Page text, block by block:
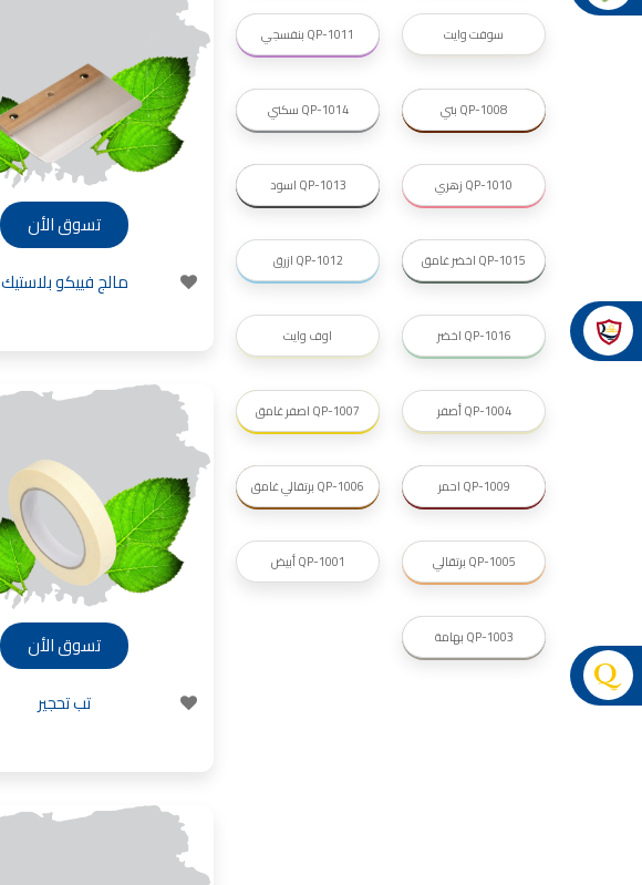
شقق للايجار في عمان طبربور, شقق للايجار الاشرفية
فلل للبيع في عمان - طريق المطار
فيلا مع مسبح للبيع في الاردن
فيلا مع مسبح للبيع
فلل للبيع في الاردن
فلل للبيع في عبدون
فلل للبيع في الظهير
فلل للبيع في خلدا
فلل للبيع في السلط
مفروشات فاخرة
صالونات تجميل,
اسماء صالونات تجميل,
أسماء صالونات تجميل في أمريكا,
صالونات في الصويفية,
دهان بيوت ,
بيت يدهن,
دهان ضد العن,
عروض دهان بيوت ,
عروض دهان
دهان
شركات دهانات في الاردن
سوفت وايت QP-1011 بنفسجي
QP-1008 بني QP-1014 سكني
QP-1010 زهري QP-1013 اسود
QP-1015 اخضر غامق QP-1012 ازرق
QP-1016 اخضر اوف وايت
QP-1004 أصفر QP-1007 اصفر غامق
QP-1009 احمر QP-1006 برتقالي غامق
QP-1005 برتقالي QP-1001 أبيض
QP-1003 بهامة
تسوق الأن
مالج فييكو بلاستيك
تسوق الأن
تب تحجير